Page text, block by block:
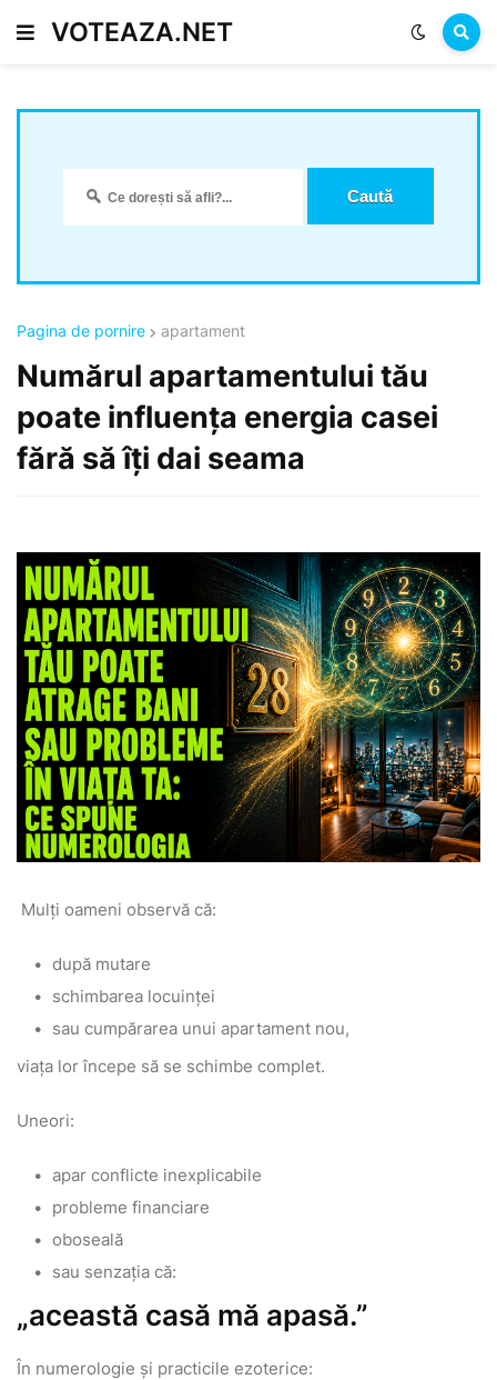
VOTEAZA.NET
Pagina de pornire apartament
Numărul apartamentului tău
poate influența energia casei
fără să îți dai seama
Mulți oameni observă că:
după mutare
schimbarea locuinței
sau cumpărarea unui apartament nou,
viața lor începe să se schimbe complet.
Uneori:
apar conflicte inexplicabile
probleme financiare
oboseală
sau senzația că:
„această casă mă apasă.”
În numerologie și practicile ezoterice: